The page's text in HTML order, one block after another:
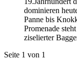
dominieren
Panne bis
Promenade
ziselierter
Seite 1 von 1